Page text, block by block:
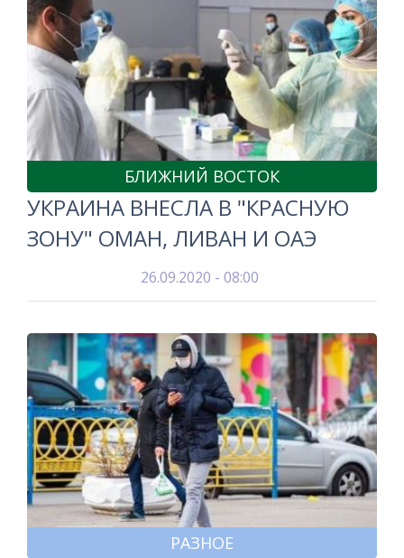
БЛИЖНИЙ ВОСТОК
УКРАИНА ВНЕСЛА В "КРАСНУЮ
ЗОНУ" ОМАН, ЛИВАН И ОАЭ
26.09.2020 - 08:00
РАЗНОЕ